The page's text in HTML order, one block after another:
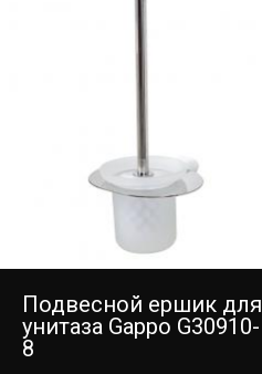
Подвесной ершик для
унитаза Gappo G30910-
8